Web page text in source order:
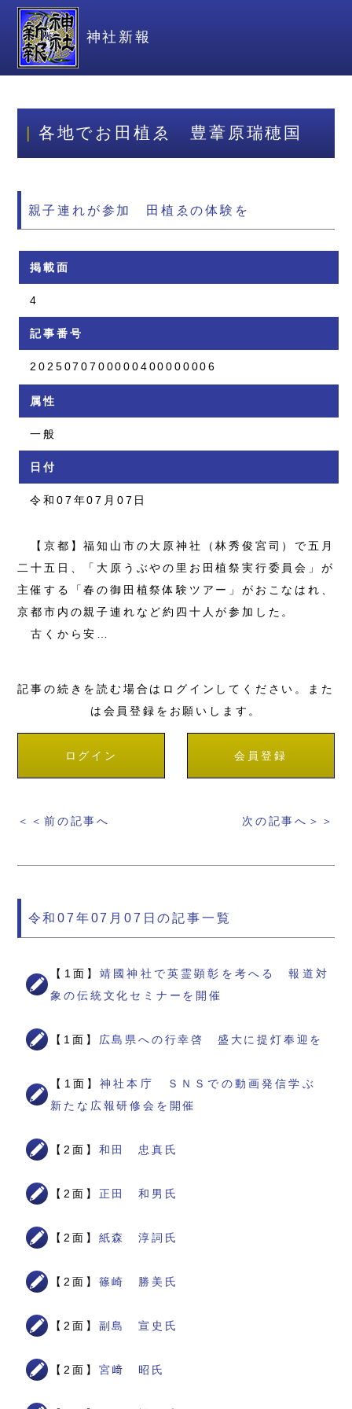
神社新報
各地でお田植ゑ 豊葦原瑞穂国
親子連れが参加 田植ゑの体験を
掲載面
4
記事番号
2025070700000400000006
属性
一般
日付
令和07年07月07日
【京都】福知山市の大原神社（林秀俊宮司）で五月
二十五日、「大原うぶやの里お田植祭実行委員会」が
主催する「春の御田植祭体験ツアー」がおこなはれ、
京都市内の親子連れなど約四十人が参加した。
古くから安…
記事の続きを読む場合はログインしてください。また
は会員登録をお願いします。
ログイン 会員登録
＜＜前の記事へ 次の記事へ＞＞
令和07年07月07日の記事一覧
【1面】靖國神社で英霊顕彰を考へる 報道対
象の伝統文化セミナーを開催
【1面】 広島県への行幸啓 盛大に提灯奉迎を
【1面】神社本庁 ＳＮＳでの動画発信学ぶ
新たな広報研修会を開催
【2面】 和田 忠真氏
【2面】 正田 和男氏
【2面】 紙森 淳詞氏
【2面】 篠崎 勝美氏
【2面】 副島 宣史氏
【2面】 宮﨑 昭氏